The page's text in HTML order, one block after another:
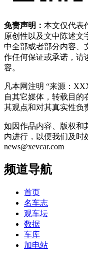
免责声明： 本文仅代表
原创性以及文中陈述文
中全部或者部分内容、
作任何保证或承诺，请
容。
凡本网注明 “来源：
自其它媒体，转载目的
其观点和对其真实性负
如因作品内容、版权和
内进行，以便我们及时
news@xevcar.com
频道导航
首页
名车志
观车坛
数据
车库
加电站